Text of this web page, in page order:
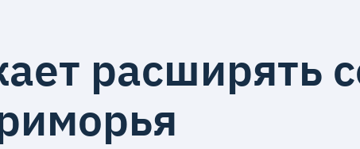
расширять